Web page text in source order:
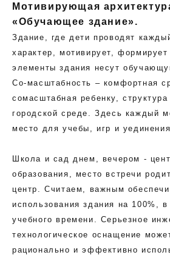
Мотивирующая
«Обучающее здание».
Здание, где дети проводят
характер, мотивирует,
элементы здания несут
Со-масштабность – комфортная
сомасштабная ребенку,
городской среде. Здесь каждый
место для учебы, игр и уединения.
Школа и сад днем, вечером -
образования, место встречи
центр. Считаем, важным
использования здания на 100%,
учебного времени. Серьезное
технологическое оснащение
рационально и эффективно